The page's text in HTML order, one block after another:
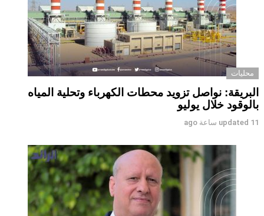
محليات
البريقة: نواصل تزويد محطات الكهرباء وتحلية المياه
بالوقود خلال يوليو
updated 11 ساعة ago